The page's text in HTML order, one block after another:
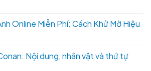
Online Miễn Phí: Cách Khử Mờ Hiệu
Nội dung, nhân vật và thứ tự